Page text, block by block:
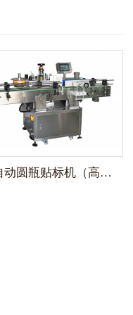
全自动圆瓶贴标机（高速）